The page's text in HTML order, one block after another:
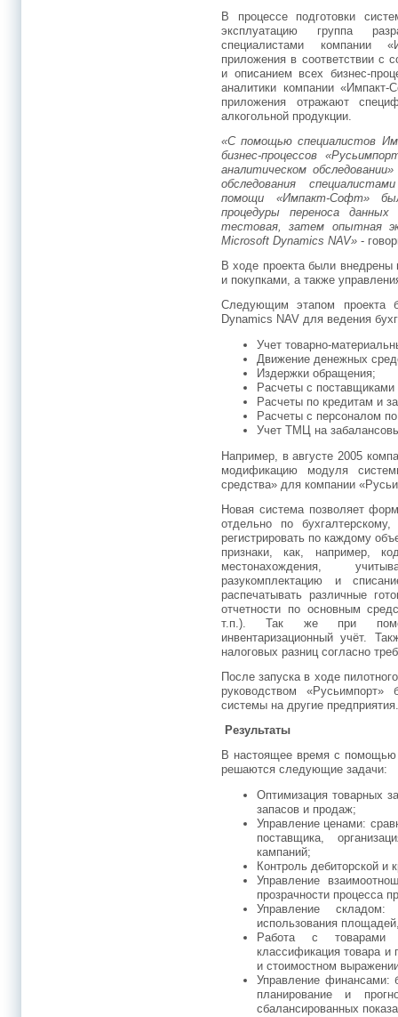
В процессе подготовки
эксплуатацию группа
специалистами компании
приложения в соответствии с
и описанием всех бизнес-
аналитики компании
приложения отражают
алкогольной продукции.
«С помощью специалистов
бизнес-процессов
аналитическом
обследования
помощи «Импакт-Софт»
процедуры переноса данных
тестовая, затем опытная
Microsoft Dynamics NAV» -
В ходе проекта были
и покупками, а также
Следующим этапом проекта
Dynamics NAV для ведения
Учет товарно-
Движение денежных
Издержки обращения;
Расчеты с поставщиками
Расчеты по кредитам и
Расчеты с персоналом
Учет ТМЦ на
Например, в августе 2005
модификацию модуля
средства» для компании
Новая система позволяет
отдельно по
регистрировать по каждому
признаки, как, например,
местонахождения,
разукомплектацию и
распечатывать различные
отчетности по основным
т.п.). Так же при
инвентаризационный учёт.
налоговых разниц согласно
После запуска в ходе
руководством
системы на другие предприятия.
Результаты
В настоящее время с
решаются следующие задачи:
Оптимизация товарных
запасов и продаж;
Управление ценами:
поставщика,
кампаний;
Контроль дебиторской и
Управление
прозрачности процесса
Управление
использования
Работа с товарами
классификация товара и
и стоимостном
Управление финансами:
планирование и
сбалансированных